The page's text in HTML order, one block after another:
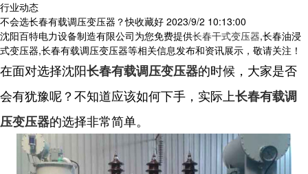
行业动态
不会选长春有载调压变压器？快收藏好 2023/9/2 10:13:00
沈阳百特电力设备制造有限公司为您免费提供长春干式变压器,长春油浸
式变压器,长春有载调压变压器等相关信息发布和资讯展示，敬请关注！
在面对选择沈阳长春有载调压变压器的时候，大家是否
会有犹豫呢？不知道应该如何下手，实际上长春有载调
压变压器的选择非常简单。